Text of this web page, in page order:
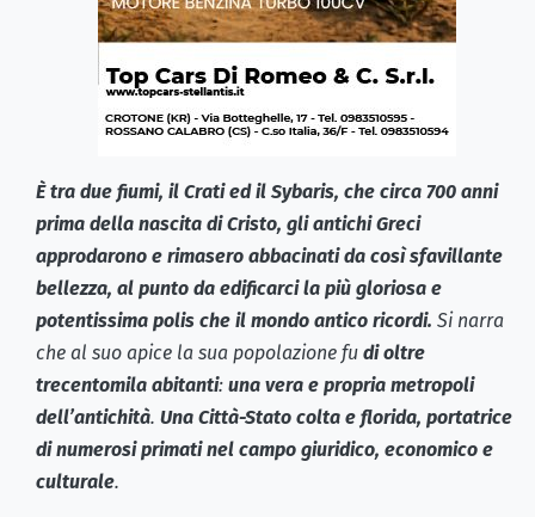
È tra due fiumi, il Crati ed il Sybaris, che circa 700 anni
prima della nascita di Cristo, gli antichi Greci
approdarono e rimasero abbacinati da così sfavillante
bellezza, al punto da edificarci la più gloriosa e
potentissima polis che il mondo antico ricordi. Si narra
che al suo apice la sua popolazione fu di oltre
trecentomila abitanti: una vera e propria metropoli
dell’antichità. Una Città-Stato colta e florida, portatrice
di numerosi primati nel campo giuridico, economico e
culturale.